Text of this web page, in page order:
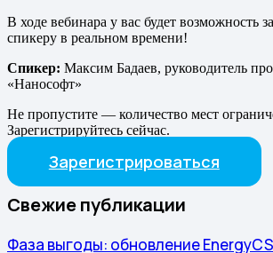
В ходе вебинара у вас будет возможность
спикеру в реальном времени!
Спикер: Максим Бадаев, руководитель
«Нанософт»
Не пропустите — количество мест
Зарегистрируйтесь сейчас.
Зарегистрироваться
Свежие публикации
Фаза выгоды: обновление